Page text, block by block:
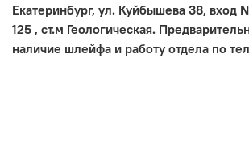
Екатеринбург, ул. Куйбышева 38, вход
125 , ст.м Геологическая.
наличие шлейфа и работу отдела по